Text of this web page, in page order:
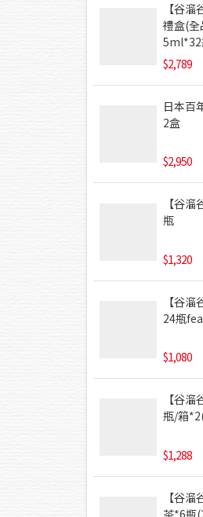
【谷
禮盒(全
5ml*32
2,789
日本百
2盒
2,950
【谷
瓶
1,320
【谷
24瓶
1,080
【谷
瓶/箱
1,288
【谷
茶*6瓶